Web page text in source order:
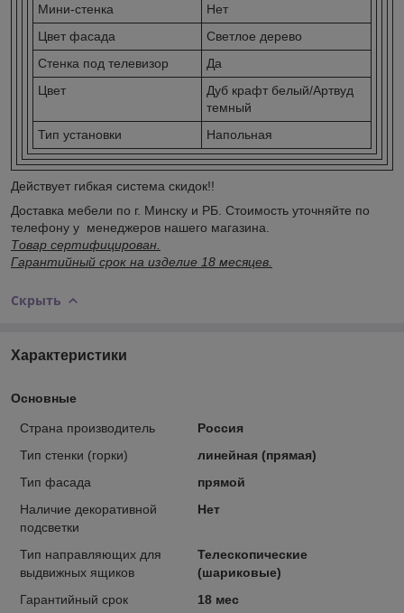
Мини-стенка
Нет
Цвет фасада
Светлое дерево
Стенка под телевизор
Да
Цвет
Дуб крафт белый/Артвуд
темный
Тип установки
Напольная
Действует гибкая система скидок!!
Доставка мебели по г. Минску и РБ. Стоимость уточняйте по
телефону у менеджеров нашего магазина.
Товар сертифицирован.
Гарантийный срок на изделие 18 месяцев.
Скрыть
Характеристики
Основные
Страна производитель
Россия
Тип стенки (горки)
линейная (прямая)
Тип фасада
прямой
Наличие декоративной
подсветки
Нет
Тип направляющих для
выдвижных ящиков
Телескопические
(шариковые)
Гарантийный срок
18 мес